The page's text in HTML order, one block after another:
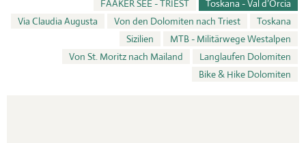
FAAKER SEE - TRIEST
Toskana - Val d’Orcia
Via Claudia Augusta
Von den Dolomiten nach Triest
Toskana
Sizilien
MTB - Militärwege Westalpen
Von St. Moritz nach Mailand
Langlaufen Dolomiten
Bike & Hike Dolomiten